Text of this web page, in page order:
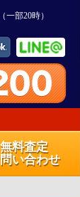
一部20時）
無料査定
い合わせ